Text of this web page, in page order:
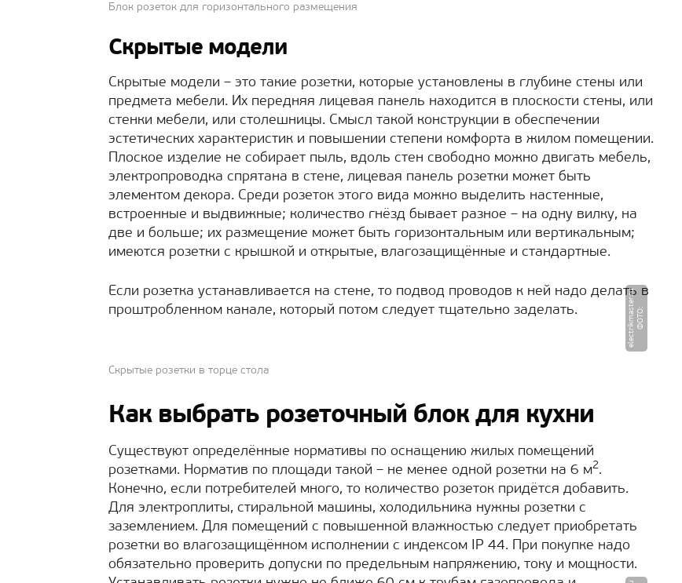
Блок розеток для горизонтального размещения
Скрытые модели
Скрытые модели – это такие розетки, которые установлены в глубине стены или
предмета мебели. Их передняя лицевая панель находится в плоскости стены, или
стенки мебели, или столешницы. Смысл такой конструкции в обеспечении
эстетических характеристик и повышении степени комфорта в жилом помещении.
Плоское изделие не собирает пыль, вдоль стен свободно можно двигать мебель,
электропроводка спрятана в стене, лицевая панель розетки может быть
элементом декора. Среди розеток этого вида можно выделить настенные,
встроенные и выдвижные; количество гнёзд бывает разное – на одну вилку, на
две и больше; их размещение может быть горизонтальным или вертикальным;
имеются розетки с крышкой и открытые, влагозащищённые и стандартные.
Если розетка устанавливается на стене, то подвод проводов к ней надо делать в
проштробленном канале, который потом следует тщательно заделать.
Ф
О
Т
О
:
e
l
e
c
t
ri
k
m
a
s
t
e
r.
r
u
Скрытые розетки в торце стола
Как выбрать розеточный блок для кухни
Существуют определённые нормативы по оснащению жилых помещений
розетками. Норматив по площади такой – не менее одной розетки на 6 м2.
Конечно, если потребителей много, то количество розеток придётся добавить.
Для электроплиты, стиральной машины, холодильника нужны розетки с
заземлением. Для помещений с повышенной влажностью следует приобретать
розетки во влагозащищённом исполнении с индексом IP 44. При покупке надо
обязательно проверить допуски по предельным напряжению, току и мощности.